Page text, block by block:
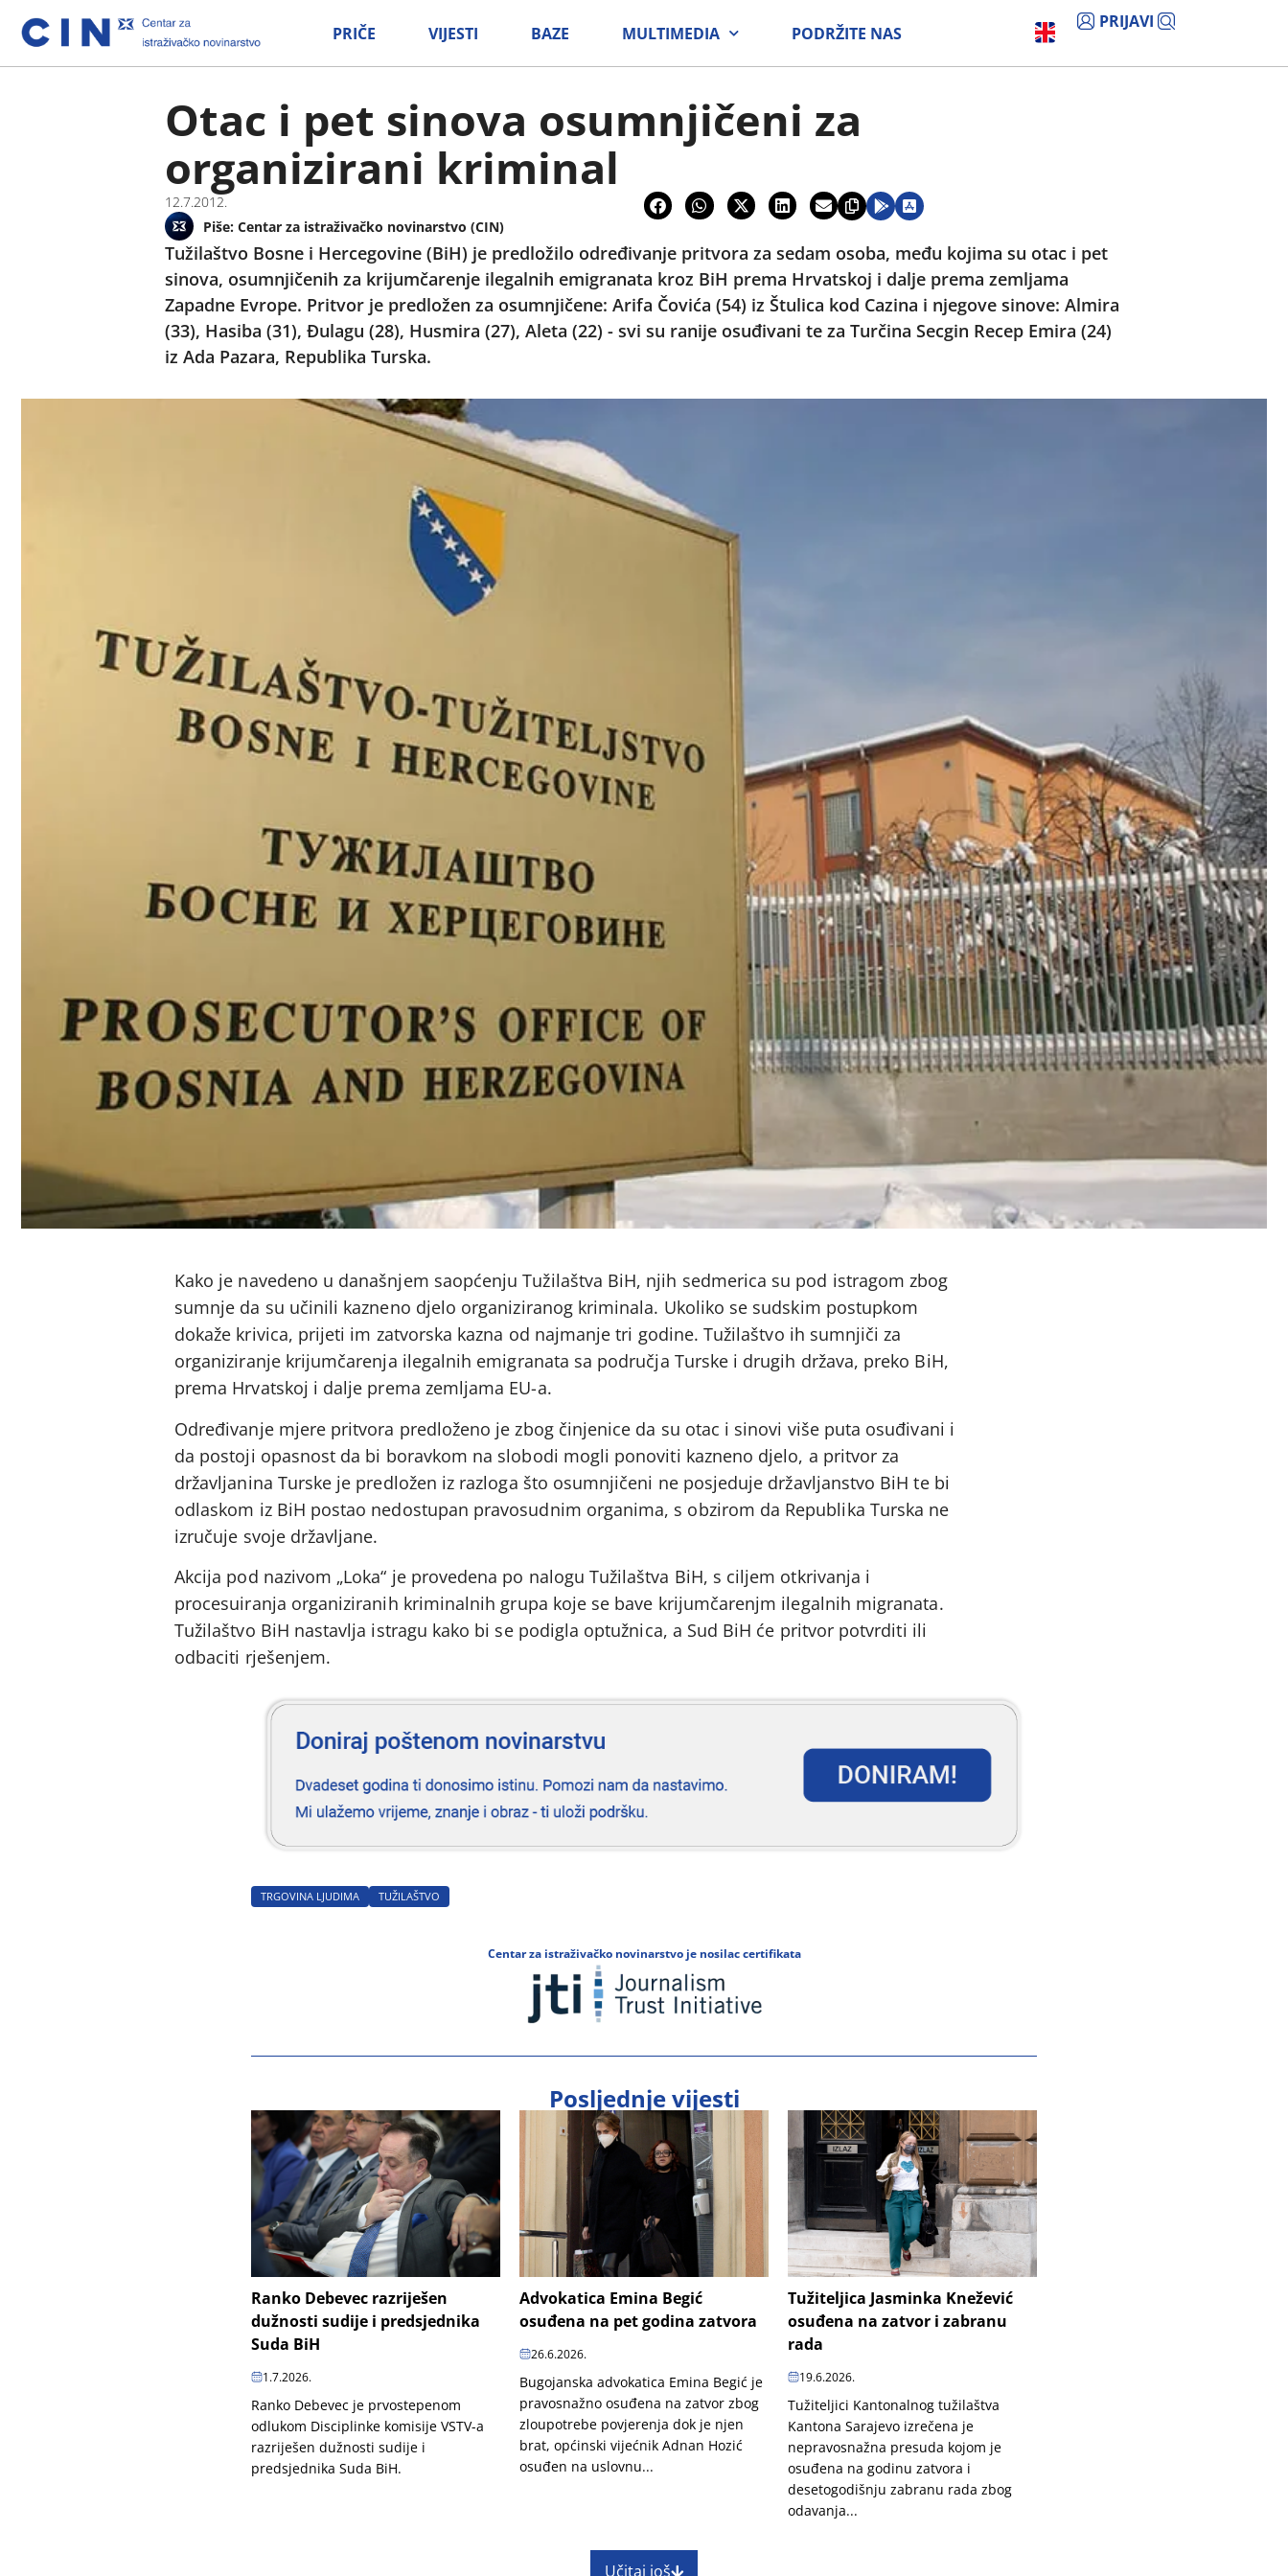
PRIČE VIJESTI BAZE MULTIMEDIA PODRŽITE NAS
PRIJAVI
Otac i pet sinova osumnjičeni za
organizirani kriminal
12.7.2012.
Piše: Centar za istraživačko novinarstvo (CIN)
Tužilaštvo Bosne i Hercegovine (BiH) je predložilo određivanje pritvora za sedam osoba, među kojima su otac i pet
sinova, osumnjičenih za krijumčarenje ilegalnih emigranata kroz BiH prema Hrvatskoj i dalje prema zemljama
Zapadne Evrope. Pritvor je predložen za osumnjičene: Arifa Čovića (54) iz Štulica kod Cazina i njegove sinove: Almira
(33), Hasiba (31), Đulagu (28), Husmira (27), Aleta (22) - svi su ranije osuđivani te za Turčina Secgin Recep Emira (24)
iz Ada Pazara, Republika Turska.
Kako je navedeno u današnjem saopćenju Tužilaštva BiH, njih sedmerica su pod istragom zbog
sumnje da su učinili kazneno djelo organiziranog kriminala. Ukoliko se sudskim postupkom
dokaže krivica, prijeti im zatvorska kazna od najmanje tri godine. Tužilaštvo ih sumnjiči za
organiziranje krijumčarenja ilegalnih emigranata sa područja Turske i drugih država, preko BiH,
prema Hrvatskoj i dalje prema zemljama EU-a.
Određivanje mjere pritvora predloženo je zbog činjenice da su otac i sinovi više puta osuđivani i
da postoji opasnost da bi boravkom na slobodi mogli ponoviti kazneno djelo, a pritvor za
državljanina Turske je predložen iz razloga što osumnjičeni ne posjeduje državljanstvo BiH te bi
odlaskom iz BiH postao nedostupan pravosudnim organima, s obzirom da Republika Turska ne
izručuje svoje državljane.
Akcija pod nazivom „Loka“ je provedena po nalogu Tužilaštva BiH, s ciljem otkrivanja i
procesuiranja organiziranih kriminalnih grupa koje se bave krijumčarenjm ilegalnih migranata.
Tužilaštvo BiH nastavlja istragu kako bi se podigla optužnica, a Sud BiH će pritvor potvrditi ili
odbaciti rješenjem.
TRGOVINA LJUDIMA TUŽILAŠTVO
Centar za istraživačko novinarstvo je nosilac certifikata
Posljednje vijesti
Ranko Debevec razriješen
dužnosti sudije i predsjednika
Suda BiH
1.7.2026.
Ranko Debevec je prvostepenom
odlukom Disciplinke komisije VSTV-a
razriješen dužnosti sudije i
predsjednika Suda BiH.
Advokatica Emina Begić
osuđena na pet godina zatvora
26.6.2026.
Bugojanska advokatica Emina Begić je
pravosnažno osuđena na zatvor zbog
zloupotrebe povjerenja dok je njen
brat, općinski vijećnik Adnan Hozić
osuđen na uslovnu...
Tužiteljica Jasminka Knežević
osuđena na zatvor i zabranu
rada
19.6.2026.
Tužiteljici Kantonalnog tužilaštva
Kantona Sarajevo izrečena je
nepravosnažna presuda kojom je
osuđena na godinu zatvora i
desetogodišnju zabranu rada zbog
odavanja...
Učitaj još